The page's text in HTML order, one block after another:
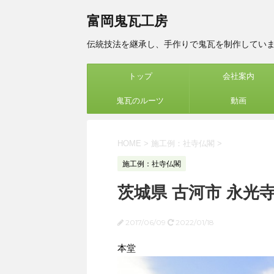
富岡鬼瓦工房
伝統技法を継承し、手作りで鬼瓦を制作してい
トップ 会社案内
鬼瓦のルーツ 動画
HOME > 施工例：社寺仏閣 >
施工例：社寺仏閣
茨城県 古河市 永光
2017/06/09 2022/01/18
本堂